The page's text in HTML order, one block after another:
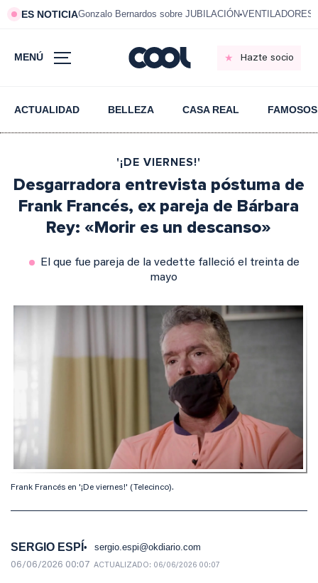
ES NOTICIAGonzalo Bernardos sobre JUBILACIÓN VENTILADORES
MENÚ Hazte socio
ACTUALIDAD BELLEZA CASA REAL FAMOSOS
'¡DE VIERNES!'
Desgarradora entrevista póstuma de
Frank Francés, ex pareja de Bárbara
Rey: «Morir es un descanso»
El que fue pareja de la vedette falleció el treinta de
mayo
Frank Francés en '¡De viernes!' (Telecinco).
SERGIO ESPÍ sergio.espi@okdiario.com
06/06/2026 00:07 ACTUALIZADO: 06/06/2026 00:07